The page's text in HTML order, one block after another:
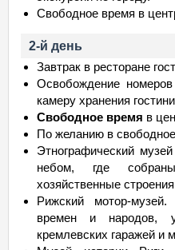
Свободное время в
2-й день
Завтрак в ресторане
Освобождение
камеру хранения
Свободное время в
По желанию в
Этнографический
небом, где
хозяйственные
Рижский мотор-
времен и народов,
кремлевских гapaжей и